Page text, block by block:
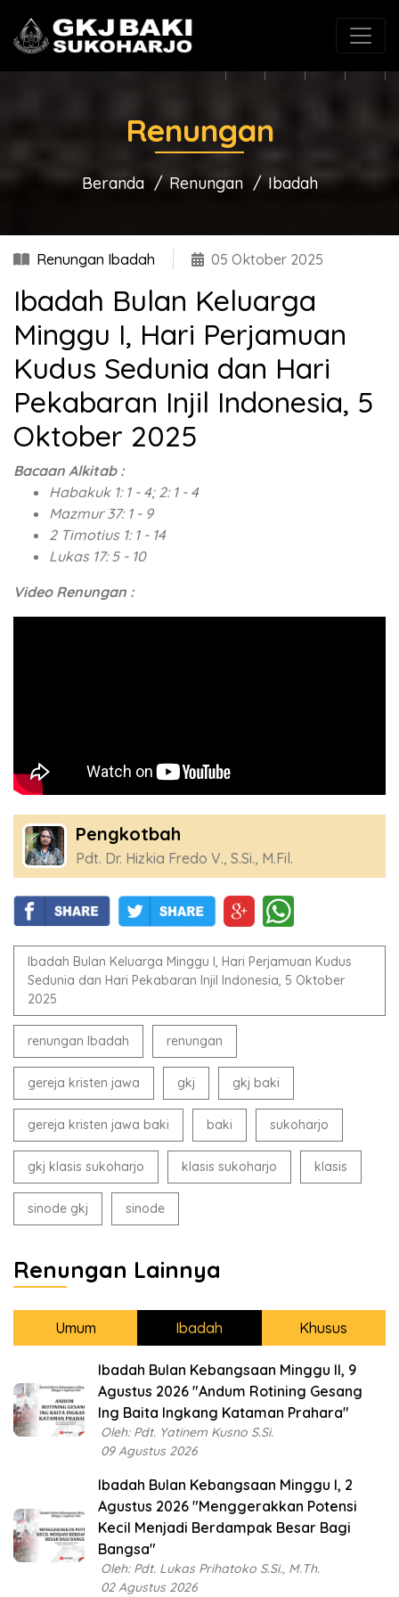
(0271) 625546 gkjbaki@gmail.com
Renungan
Beranda Renungan Ibadah
Renungan Ibadah 05 Oktober 2025
Ibadah Bulan Keluarga
Minggu I, Hari Perjamuan
Kudus Sedunia dan Hari
Pekabaran Injil Indonesia, 5
Oktober 2025
Bacaan Alkitab :
Habakuk 1: 1 - 4; 2: 1 - 4
Mazmur 37: 1 - 9
2 Timotius 1: 1 - 14
Lukas 17: 5 - 10
Video Renungan :
Pengkotbah
Pdt. Dr. Hizkia Fredo V., S.Si., M.Fil.
Ibadah Bulan Keluarga Minggu I, Hari Perjamuan Kudus
Sedunia dan Hari Pekabaran Injil Indonesia, 5 Oktober
2025
renungan Ibadah renungan
gereja kristen jawa gkj gkj baki
gereja kristen jawa baki baki sukoharjo
gkj klasis sukoharjo klasis sukoharjo klasis
sinode gkj sinode
Renungan Lainnya
Umum Ibadah Khusus
Ibadah Bulan Kebangsaan Minggu II, 9
Agustus 2026 "Andum Rotining Gesang
Ing Baita Ingkang Kataman Prahara"
Oleh: Pdt. Yatinem Kusno S.Si.
09 Agustus 2026
Ibadah Bulan Kebangsaan Minggu I, 2
Agustus 2026 "Menggerakkan Potensi
Kecil Menjadi Berdampak Besar Bagi
Bangsa"
Oleh: Pdt. Lukas Prihatoko S.Si., M.Th.
02 Agustus 2026